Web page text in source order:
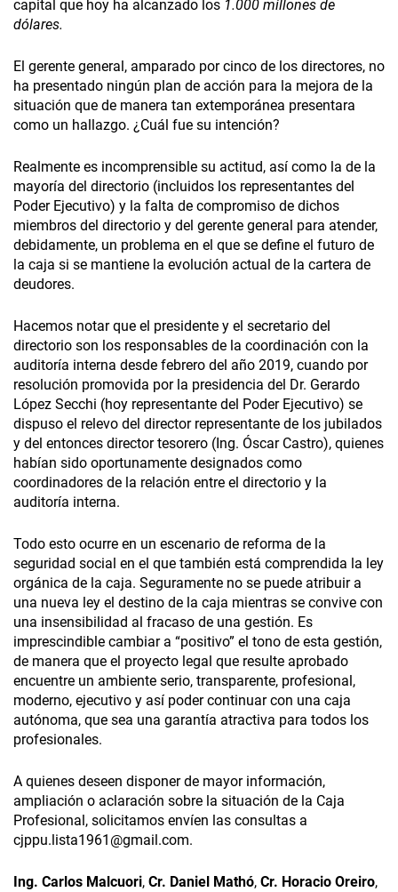
capital que hoy ha alcanzado los 1.000 millones de
dólares.
El gerente general, amparado por cinco de los directores, no
ha presentado ningún plan de acción para la mejora de la
situación que de manera tan extemporánea presentara
como un hallazgo. ¿Cuál fue su intención?
Realmente es incomprensible su actitud, así como la de la
mayoría del directorio (incluidos los representantes del
Poder Ejecutivo) y la falta de compromiso de dichos
miembros del directorio y del gerente general para atender,
debidamente, un problema en el que se define el futuro de
la caja si se mantiene la evolución actual de la cartera de
deudores.
Hacemos notar que el presidente y el secretario del
directorio son los responsables de la coordinación con la
auditoría interna desde febrero del año 2019, cuando por
resolución promovida por la presidencia del Dr. Gerardo
López Secchi (hoy representante del Poder Ejecutivo) se
dispuso el relevo del director representante de los jubilados
y del entonces director tesorero (Ing. Óscar Castro), quienes
habían sido oportunamente designados como
coordinadores de la relación entre el directorio y la
auditoría interna.
Todo esto ocurre en un escenario de reforma de la
seguridad social en el que también está comprendida la ley
orgánica de la caja. Seguramente no se puede atribuir a
una nueva ley el destino de la caja mientras se convive con
una insensibilidad al fracaso de una gestión. Es
imprescindible cambiar a “positivo” el tono de esta gestión,
de manera que el proyecto legal que resulte aprobado
encuentre un ambiente serio, transparente, profesional,
moderno, ejecutivo y así poder continuar con una caja
autónoma, que sea una garantía atractiva para todos los
profesionales.
A quienes deseen disponer de mayor información,
ampliación o aclaración sobre la situación de la Caja
Profesional, solicitamos envíen las consultas a
cjppu.lista1961@gmail.com.
Ing. Carlos Malcuori, Cr. Daniel Mathó, Cr. Horacio Oreiro,